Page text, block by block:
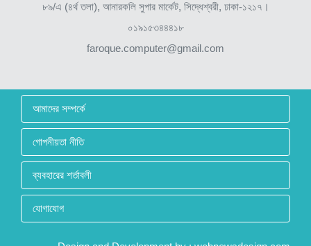
৮৯/এ (৪র্থ তলা), আনারকলি সুপার মার্কেট, সিদ্ধেশ্বরী, ঢাকা-১২১৭।
০১৯১৫৩৪৪৪১৮
faroque.computer@gmail.com
আমাদের সম্পর্কে
গোপনীয়তা নীতি
ব্যবহারের শর্তাবলী
যোগাযোগ